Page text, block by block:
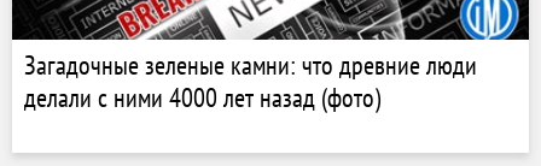
Загадочные зеленые камни: что древние люди
делали с ними 4000 лет назад (фото)